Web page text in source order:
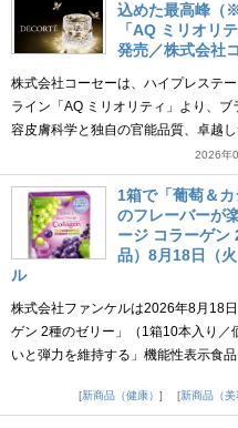
込めた最高峰（
「AQ ミリオリ
発売／株式会社
株式会社コーセーは、ハイプレステ
ライン「AQ ミリオリティ」より、
容皮膚科学と独自の官能品質、卓越
2026年
1箱で「葡萄＆
のフレーバーが
ージ コラーゲン
品）8月18日（
ル
株式会社ファンケルは2026年8月18
ゲン 2種のゼリー」（1箱10本入り
いと弾力を維持する」機能性表示食
新商品（健康）
新商品（美